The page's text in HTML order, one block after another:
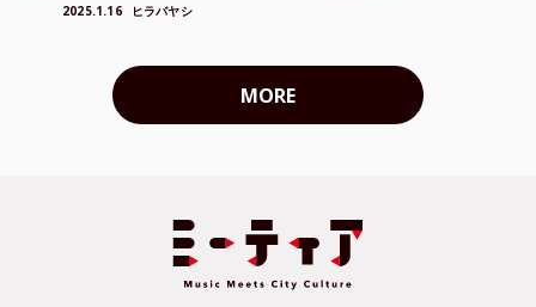
2025.1.16 ヒラバヤシ
MORE